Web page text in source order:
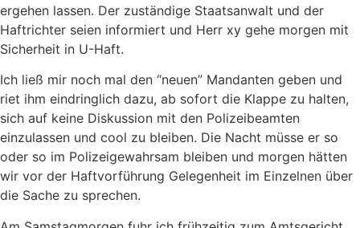
ergehen lassen. Der zuständige Staatsanwalt und der
Haftrichter seien informiert und Herr xy gehe morgen mit
Sicherheit in U-Haft.
Ich ließ mir noch mal den “neuen” Mandanten geben und
riet ihm eindringlich dazu, ab sofort die Klappe zu halten,
sich auf keine Diskussion mit den Polizeibeamten
einzulassen und cool zu bleiben. Die Nacht müsse er so
oder so im Polizeigewahrsam bleiben und morgen hätten
wir vor der Haftvorführung Gelegenheit im Einzelnen über
die Sache zu sprechen.